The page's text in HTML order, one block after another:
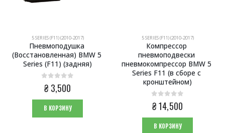
5 SERIES (F11) (2010-2017)
Пневмоподушка
(Восстановленная) BMW 5
Series (F11) (задняя)
0из 5
₴3,500
В КОРЗИНУ
5 SERIES (F11) (2010-2017)
Компрессор
пневмоподвески
пневмокомпрессор BMW 5
Series F11 (в сборе с
кронштейном)
0 из 5
₴14,500
В КОРЗИНУ